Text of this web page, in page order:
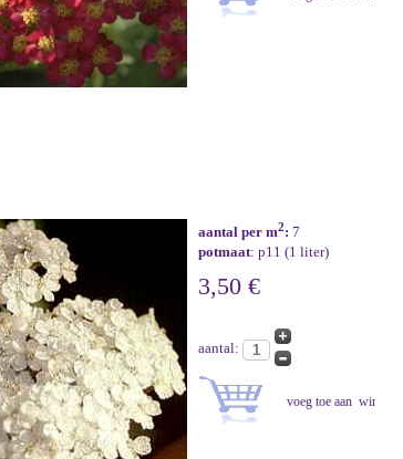
aantal per m2: 7
potmaat: p11 (1 liter)
3,50 €
aantal: